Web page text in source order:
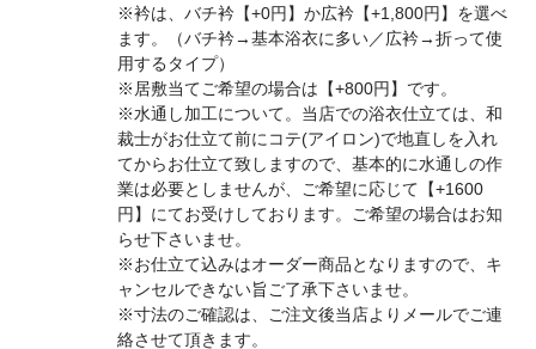
※衿は、バチ衿【+0円】か広衿【+1,800円】を選べ
ます。（バチ衿→基本浴衣に多い／広衿→折って使
用するタイプ）
※居敷当てご希望の場合は【+800円】です。
※水通し加工について。当店での浴衣仕立ては、和
裁士がお仕立て前にコテ(アイロン)で地直しを入れ
てからお仕立て致しますので、基本的に水通しの作
業は必要としませんが、ご希望に応じて【+1600
円】にてお受けしております。ご希望の場合はお知
らせ下さいませ。
※お仕立て込みはオーダー商品となりますので、キ
ャンセルできない旨ご了承下さいませ。
※寸法のご確認は、ご注文後当店よりメールでご連
絡させて頂きます。